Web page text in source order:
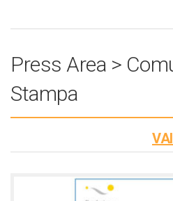
Press Area >
Stampa